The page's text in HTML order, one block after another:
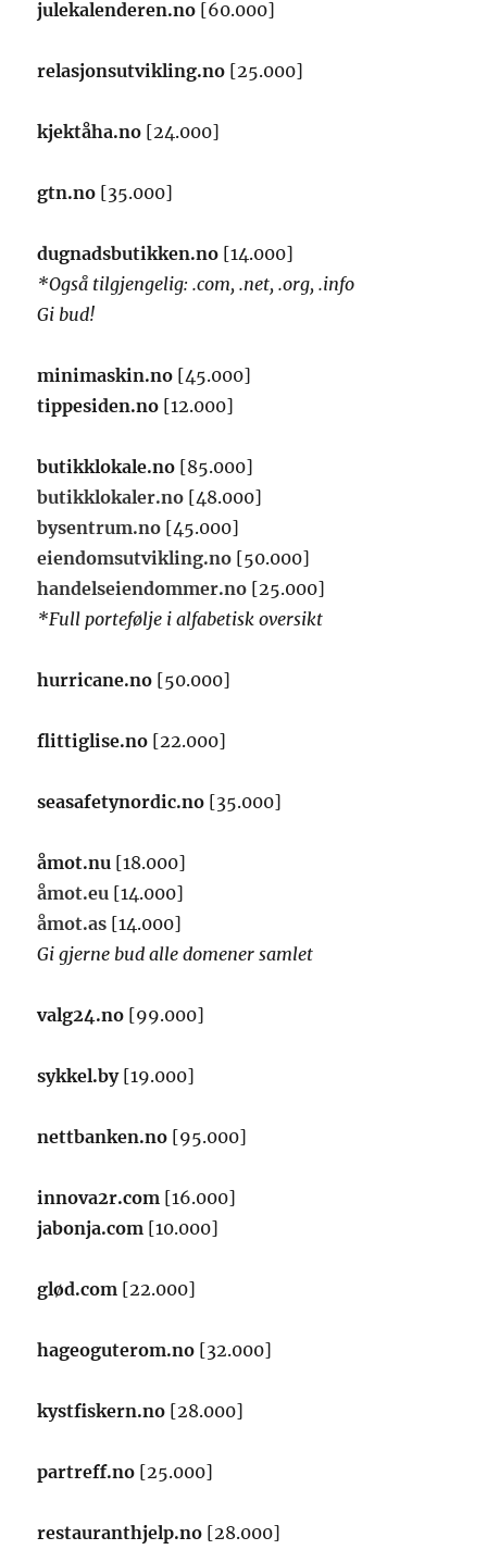
julekalenderen.no [60.000]
relasjonsutvikling.no [25.000]
kjektåha.no [24.000]
gtn.no [35.000]
dugnadsbutikken.no [14.000]
*Også tilgjengelig: .com, .net, .org, .info
Gi bud!
minimaskin.no [45.000]
tippesiden.no [12.000]
butikklokale.no [85.000]
butikklokaler.no [48.000]
bysentrum.no [45.000]
eiendomsutvikling.no [50.000]
handelseiendommer.no [25.000]
*Full portefølje i alfabetisk oversikt
hurricane.no [50.000]
flittiglise.no [22.000]
seasafetynordic.no [35.000]
åmot.nu [18.000]
åmot.eu [14.000]
åmot.as [14.000]
Gi gjerne bud alle domener samlet
valg24.no [99.000]
sykkel.by[19.000]
nettbanken.no [95.000]
innova2r.com [16.000]
jabonja.com [10.000]
glød.com [22.000]
hageoguterom.no [32.000]
kystfiskern.no [28.000]
partreff.no [25.000]
restauranthjelp.no [28.000]